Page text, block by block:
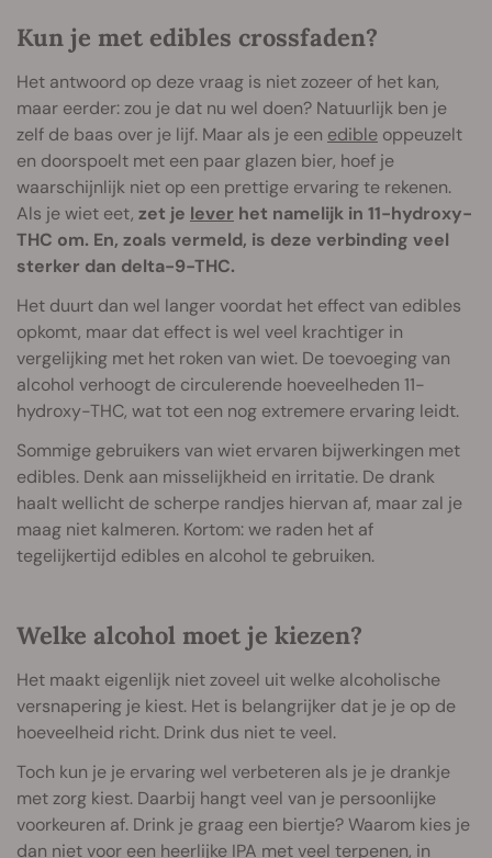
Kun je met edibles crossfaden?
Het antwoord op deze vraag is niet zozeer of het kan,
maar eerder: zou je dat nu wel doen? Natuurlijk ben je
zelf de baas over je lijf. Maar als je een edible oppeuzelt
en doorspoelt met een paar glazen bier, hoef je
waarschijnlijk niet op een prettige ervaring te rekenen.
Als je wiet eet, zet je lever het namelijk in 11-hydroxy-
THC om. En, zoals vermeld, is deze verbinding veel
sterker dan delta-9-THC.
Het duurt dan wel langer voordat het effect van edibles
opkomt, maar dat effect is wel veel krachtiger in
vergelijking met het roken van wiet. De toevoeging van
alcohol verhoogt de circulerende hoeveelheden 11-
hydroxy-THC, wat tot een nog extremere ervaring leidt.
Sommige gebruikers van wiet ervaren bijwerkingen met
edibles. Denk aan misselijkheid en irritatie. De drank
haalt wellicht de scherpe randjes hiervan af, maar zal je
maag niet kalmeren. Kortom: we raden het af
tegelijkertijd edibles en alcohol te gebruiken.
Welke alcohol moet je kiezen?
Het maakt eigenlijk niet zoveel uit welke alcoholische
versnapering je kiest. Het is belangrijker dat je je op de
hoeveelheid richt. Drink dus niet te veel.
Toch kun je je ervaring wel verbeteren als je je drankje
met zorg kiest. Daarbij hangt veel van je persoonlijke
voorkeuren af. Drink je graag een biertje? Waarom kies je
dan niet voor een heerlijke IPA met veel terpenen, in